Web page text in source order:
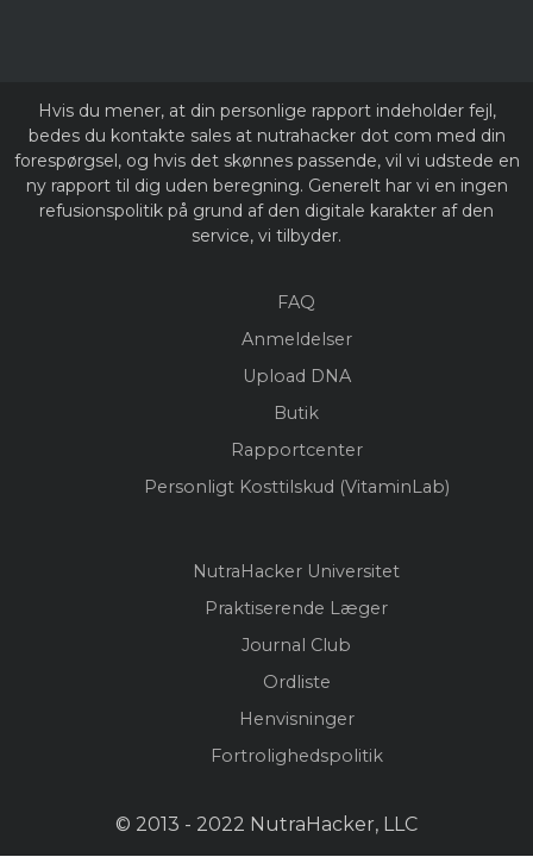
Hvis du mener, at din personlige rapport indeholder fejl,
bedes du kontakte sales at nutrahacker dot com med din
forespørgsel, og hvis det skønnes passende, vil vi udstede en
ny rapport til dig uden beregning. Generelt har vi en ingen
refusionspolitik på grund af den digitale karakter af den
service, vi tilbyder.
FAQ
Anmeldelser
Upload DNA
Butik
Rapportcenter
Personligt Kosttilskud (VitaminLab)
NutraHacker Universitet
Praktiserende Læger
Journal Club
Ordliste
Henvisninger
Fortrolighedspolitik
© 2013 - 2022 NutraHacker, LLC